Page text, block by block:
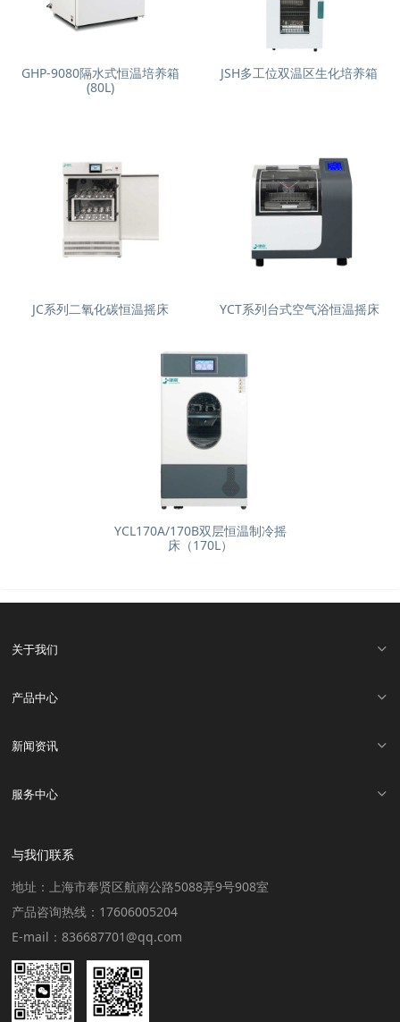
GHP-9080隔水式恒温培养箱
(80L)
JSH多工位双温区生化培养箱
JC系列二氧化碳恒温摇床 YCT系列台式空气浴恒温摇床
YCL170A/170B双层恒温制冷摇
床（170L）
关于我们
产品中心
新闻资讯
服务中心
与我们联系
地址：上海市奉贤区航南公路5088弄9号908室
产品咨询热线：17606005204
E-mail：836687701@qq.com